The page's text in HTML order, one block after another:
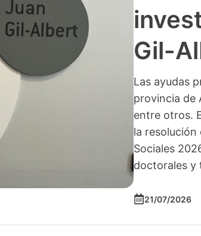
Gil-
Las ayudas
provincia de
entre otros.
la resolución
Sociales
doctorales y
21/07/2026